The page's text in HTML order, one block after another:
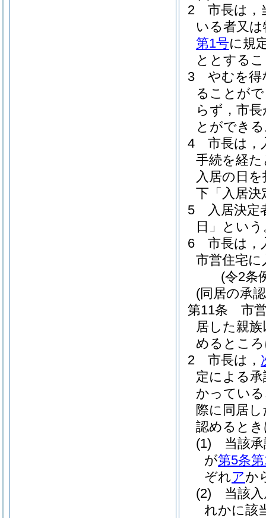
2
市長は，
いる者又
第1号に規
ととする
3
やむを得
ることが
らず，市
とができ
4
市長は，
手続を経
入居の日
下「入居決
5
入居決定
日」という
6
市長は，
市営住宅
(令2条
(同居の承
第11条
市
居した親
めるとこ
2
市長は，
定による
かってい
際に同居
認めると
(1)
当該
が第5条
ぞれアか
(2)
当該
れかに該